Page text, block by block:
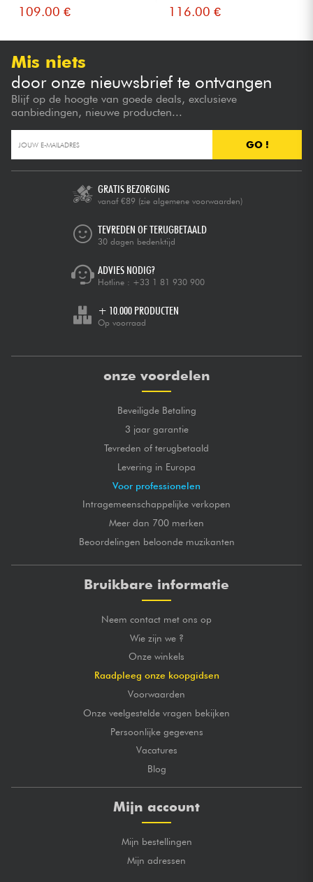
109.00 € 116.00 €
Mis niets
door onze nieuwsbrief te ontvangen
Blijf op de hoogte van goede deals, exclusieve
aanbiedingen, nieuwe producten...
GO !
GRATIS BEZORGING
vanaf €89 (zie algemene voorwaarden)
TEVREDEN OF TERUGBETAALD
30 dagen bedenktijd
ADVIES NODIG?
Hotline : +33 1 81 930 900
+ 10.000 PRODUCTEN
Op voorraad
onze voordelen
Beveiligde Betaling
3 jaar garantie
Tevreden of terugbetaald
Levering in Europa
Voor professionelen
Intragemeenschappelijke verkopen
Meer dan 700 merken
Beoordelingen beloonde muzikanten
Bruikbare informatie
Neem contact met ons op
Wie zijn we ?
Onze winkels
Raadpleeg onze koopgidsen
Voorwaarden
Onze veelgestelde vragen bekijken
Persoonlijke gegevens
Vacatures
Blog
Mijn account
Mijn bestellingen
Mijn adressen